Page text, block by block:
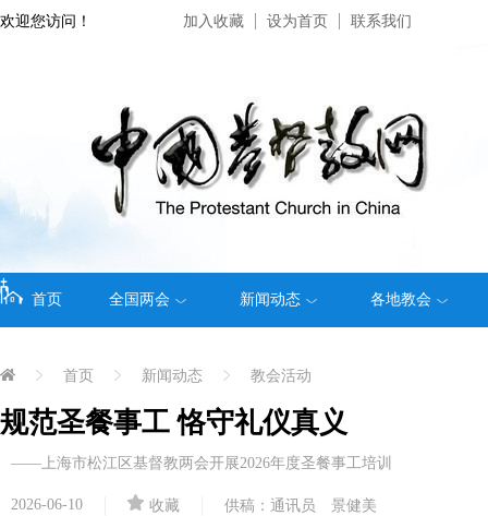
欢迎您访问！ 加入收藏 设为首页 联系我们
首页 全国两会 新闻动态 各地教会
首页 新闻动态 教会活动
规范圣餐事工 恪守礼仪真义
——上海市松江区基督教两会开展2026年度圣餐事工培训
2026-06-10 收藏 供稿：通讯员 景健美